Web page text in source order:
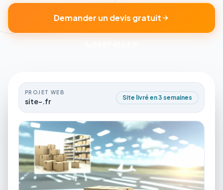
Demander un devis gratuit
PROJET WEB
site-.fr Site livré en 3 semaines